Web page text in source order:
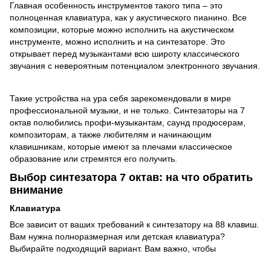
Главная особенность инструментов такого типа – это
полноценная клавиатура, как у акустического пианино. Все
композиции, которые можно исполнить на акустическом
инструменте, можно исполнить и на синтезаторе. Это
открывает перед музыкантами всю широту классического
звучания с невероятным потенциалом электронного звучания.
Такие устройства на ура себя зарекомендовали в мире
профессиональной музыки, и не только. Синтезаторы на 7
октав полюбились профи-музыкантам, саунд продюсерам,
композиторам, а также любителям и начинающим
клавишникам, которые имеют за плечами классическое
образование или стремятся его получить.
Выбор синтезатора 7 октав: на что обратить
внимание
Клавиатура
Все зависит от ваших требований к синтезатору на 88 клавиш.
Вам нужна полноразмерная или детская клавиатура?
Выбирайте подходящий вариант. Вам важно, чтобы